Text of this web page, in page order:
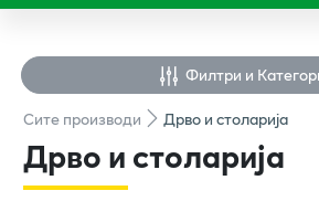
Филтри и
Ситепроизводи Дрво и столарија
Дрво и столарија